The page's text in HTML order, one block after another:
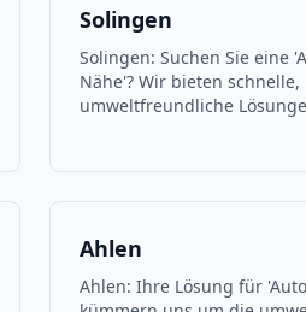
Solingen
Solingen: Suchen Sie eine
Nähe'? Wir bieten
umweltfreundliche
Ahlen
Ahlen: Ihre Lösung für